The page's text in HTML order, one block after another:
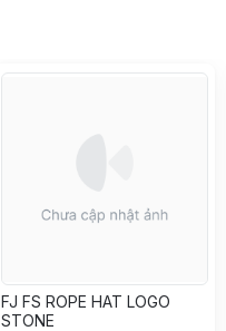
FJ FS ROPE HAT LOGO
STONE